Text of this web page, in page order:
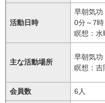
活動日時
早朝気功
0分～7時
瞑想：水
主な活動場所
早朝気功
瞑想：吉
会員数 6人